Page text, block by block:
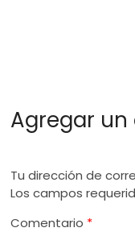
Agregar
Tu dirección de
Los campos
Comentario *